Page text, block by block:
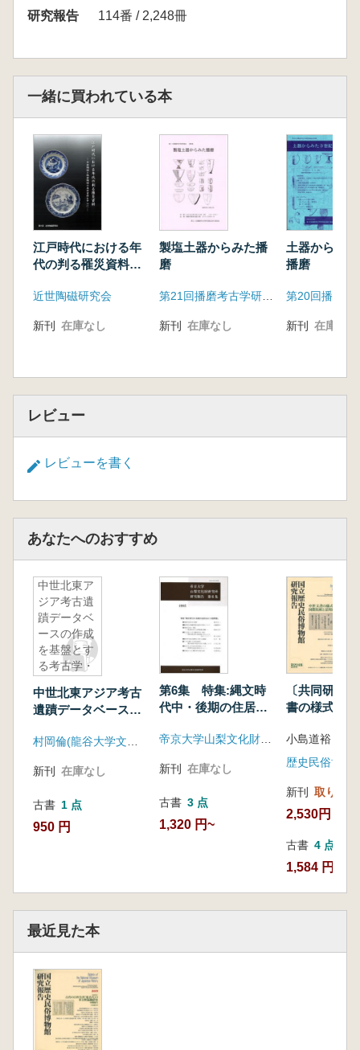
神戸航介 平安時代の検交替使と朝使
堀部 猛 古代の鍍金と内匠式
三上喜孝 慶州・ 雁鴨池出上の薬物名木簡再論
究と水産研究を題材とした異分野融合研究体制
の確立にむけた取り組みと課題
小風尚樹・後藤 真『延喜式』へのTEI適用と日
本史資料のテクスト データ共有・流通
山口えり 海外における『延喜式』の研究状況
大隅亜希子 日本古代における布の単位「端」
と 「段」について
する覚え書き
酒井清治 主計式の●(瓦+泉)と出土土器のハソウ
清武雄二 古代の税物生産における長鰒
三舟隆之・中村絢子 古代の堅魚製品の復元
天野 誠 遺跡発掘調査報告書に基づく『延喜式
典薬寮』に記述された「諸国進年料雑薬」の桃
仁の自給について
研究報告 114番 / 2,248冊
一緒に買われている本
江戸時代における年
代の判る罹災資料
の共伴資料を中心に
近世陶磁研究会
新刊 在庫なし
製塩土器からみた播
磨
第21回播磨考古学研究集会実行委員会
新刊 在庫なし
土器からみ
播磨
新刊 在庫なし
レビュー
レビューを書く
あなたへのおすすめ
中世北東ア
ジア考古遺
蹟データベ
ースの作成
を基盤とす
る考古学・
合
中世北東アジア考古
遺蹟データベースの
古学・歴史学の融合
新刊 在庫なし
古書 1 点
950 円
第6集 特集:縄文時
代中・後期の住居を
新刊 在庫なし
古書 3 点
1,320 円~
〔共同研究
書の様式と
関する研究
小島道裕 編
歴史民俗博物
新刊 取り寄せ
2,530円
古書 4 点
1,584 円~
最近見た本